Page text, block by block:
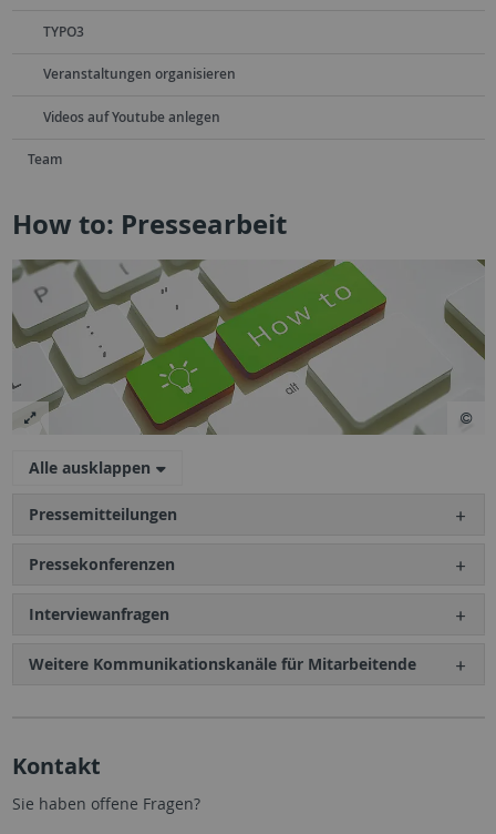
TYPO3
Veranstaltungen organisieren
Videos auf Youtube anlegen
Team
How to: Pressearbeit
Alle ausklappen
Pressemitteilungen
Pressekonferenzen
Interviewanfragen
Weitere Kommunikationskanäle für Mitarbeitende
Kontakt
Sie haben offene Fragen?